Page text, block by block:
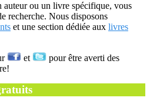
auteur ou un livre spécifique, vous
recherche. Nous disposons
et une section dédiée aux livres
et
pour être averti des